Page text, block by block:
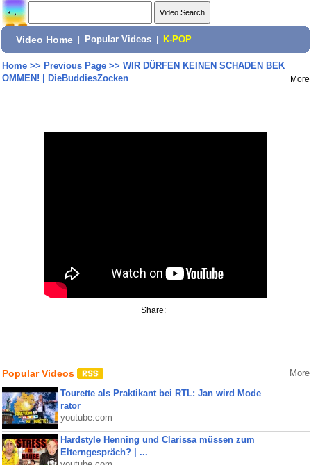
Video Home Popular Videos K-POP
Home>> Previous Page>> WIR DÜRFEN KEINEN SCHADEN BEK
OMMEN! | DieBuddiesZocken
More
Share:
Popular Videos More
Tourette als Praktikant bei RTL: Jan wird Mode
rator
youtube.com
Hardstyle Henning und Clarissa müssen zum
Elterngespräch? | ...